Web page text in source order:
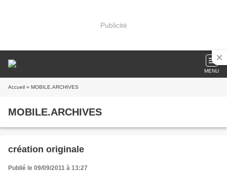
Publicité
MENU
Accueil » MOBILE.ARCHIVES
MOBILE.ARCHIVES
création originale
Publié le 09/09/2011 à 13:27